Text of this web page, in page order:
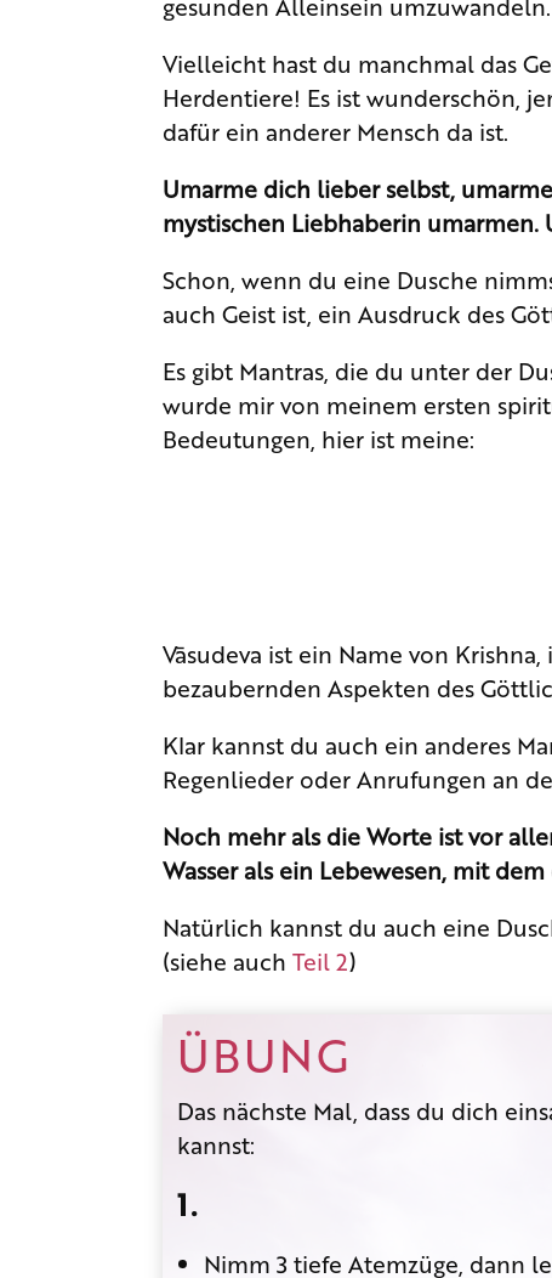
Vielleicht hast du manchmal das
Herdentiere! Es ist wunderschön,
dafür ein anderer Mensch da ist.
Umarme dich lieber selbst,
mystischen Liebhaberin
Schon, wenn du eine Dusche
auch Geist ist, ein Ausdruck des
Es gibt Mantras, die du unter der
wurde mir von meinem ersten
Bedeutungen, hier ist meine:
Vāsudeva ist ein Name von
bezaubernden Aspekten des
Klar kannst du auch ein anderes
Regenlieder oder Anrufungen an
Noch mehr als die Worte ist vor
Wasser als ein Lebewesen, mit
Natürlich kannst du auch eine
(siehe auchTeil 2)
ÜBUNG
Das nächste Mal, dass du dich
kannst:
1.
Nimm 3 tiefe Atemzüge, dann